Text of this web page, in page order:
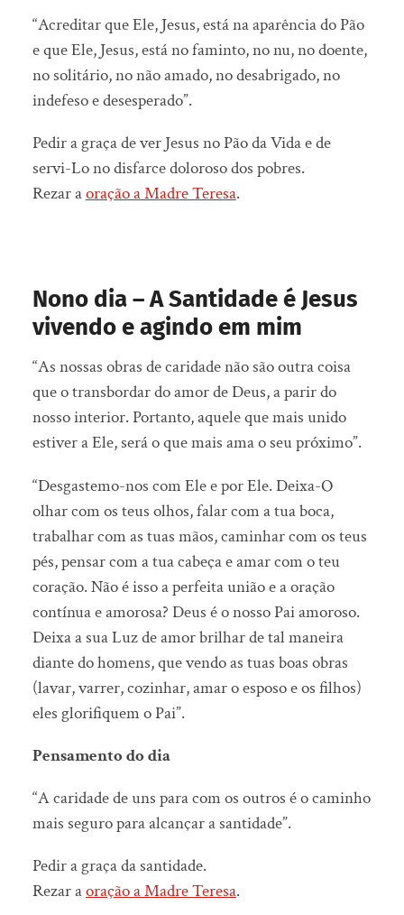
“Acreditar que Ele, Jesus, está na aparência do Pão
e que Ele, Jesus, está no faminto, no nu, no doente,
no solitário, no não amado, no desabrigado, no
indefeso e desesperado”.
Pedir a graça de ver Jesus no Pão da Vida e de
servi-Lo no disfarce doloroso dos pobres.
Rezar aoração a Madre Teresa.
Nono dia – A Santidade é Jesus
vivendo e agindo em mim
“As nossas obras de caridade não são outra coisa
que o transbordar do amor de Deus, a parir do
nosso interior. Portanto, aquele que mais unido
estiver a Ele, será o que mais ama o seu próximo”.
“Desgastemo-nos com Ele e por Ele. Deixa-O
olhar com os teus olhos, falar com a tua boca,
trabalhar com as tuas mãos, caminhar com os teus
pés, pensar com a tua cabeça e amar com o teu
coração. Não é isso a perfeita união e a oração
contínua e amorosa? Deus é o nosso Pai amoroso.
Deixa a sua Luz de amor brilhar de tal maneira
diante do homens, que vendo as tuas boas obras
(lavar, varrer, cozinhar, amar o esposo e os filhos)
eles glorifiquem o Pai”.
Pensamento do dia
“A caridade de uns para com os outros é o caminho
mais seguro para alcançar a santidade”.
Pedir a graça da santidade.
Rezar aoração a Madre Teresa.